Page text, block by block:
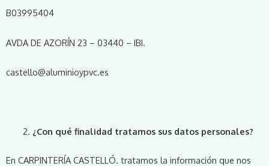
B03995404
AVDA DE AZORÍN 23 – 03440 – IBI.
castello@aluminioypvc.es
¿Con qué finalidad tratamos sus datos personales?
En CARPINTERÍA CASTELLÓ. tratamos la información que nos